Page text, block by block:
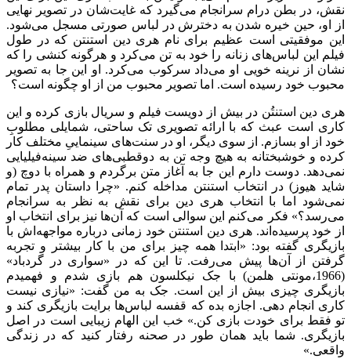
نقش، در بطن درام سرانجام می‌گیرد که غایت‌شان در تصویر نهایی
از او، حین خیره شدن به دخترش در لباس صورتی مسجل می‌شود.
این موفقیتی است عظیم برای نام هری دین استنتن که در طول
فیلم این لباس‌های زنانه را خود به تن می‌کرد و هرگونه کنشی را که
نشان از نرینه خویی او می‌داد سرکوب می‌کرد. او این جا به تصویر
محبوب خود رسیده است. اما تصویر محبوب من از او چگونه است؟
هری دین استنتُن در بیش از دویست فیلم و سریال بازی کرده و این
کاری است عبث که با ارائه تصویری تک ساحتی، شمایلی مطلوبِ
خود از او بسازم. از سوی دیگر، او در سنت‌های سینماییِ مختلف کار
کرده و خوشبختانه به هیچ وجه تن به دوقطبی‌های ضد سینه‌فیلیایی
نمی‌دهد. دوست دارم این جا به آغاز متن برگردم و همراه با دوچ (و
شاید هیوز) در انتخاب استنتن مداخله کنم. «چرا داستان پدر تمام
نمی‌شود اما با انتخاب هری دین برای نقش به نظر به سرانجام
می‌رسد؟» فکر می‌کنم این سوالی است که آن‌ها نیز برای انتخاب او
از خود پرسیده‌اند. هری دین استنتن خود زمانی درباره مواجهه‌اش با
بازیگری گفته بود: «ابتدا همه چیز برای من با کار بیشتر و تجربه
گرفتن از آن‌ها پیش می‌رفت. تا این که در «سواری در گردباد»
(1966،مونتی هلمن) با جک نیکلسون هم بازی شدم و فهمیدم
بازیگری چیزی بیش از این است. جک به من گفت: «نیازی نیست
کاری انجام دهی. اجازه بده که قفسه لباس‌ها برایت بازیگری کند و
تو فقط برای خودت بازی کن.» خب این الهام زیبایی است در اصل
بازیگری. شما باید همان طور در صحنه رفتار کنید که در زندگی
واقعی.»